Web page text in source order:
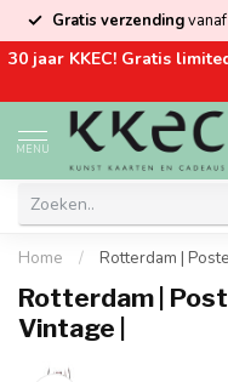
Gratis verzending
30 jaar KKEC! Gratis
MENU
Home / Rotterdam |
Rotterdam |
Vintage |